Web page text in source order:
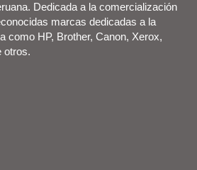
Dedicada a la comercialización
marcas dedicadas a la
como HP, Brother, Canon, Xerox,
otros.